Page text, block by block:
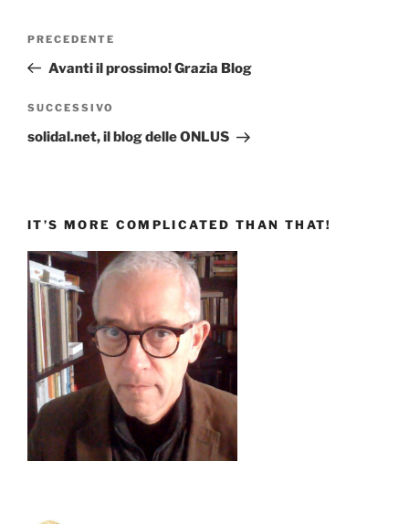
Articolo
precedente:
PRECEDENTE
Avanti il prossimo! Grazia Blog
Articolo
successivo
SUCCESSIVO
solidal.net, il blog delle ONLUS
IT’S MORE COMPLICATED THAN THAT!